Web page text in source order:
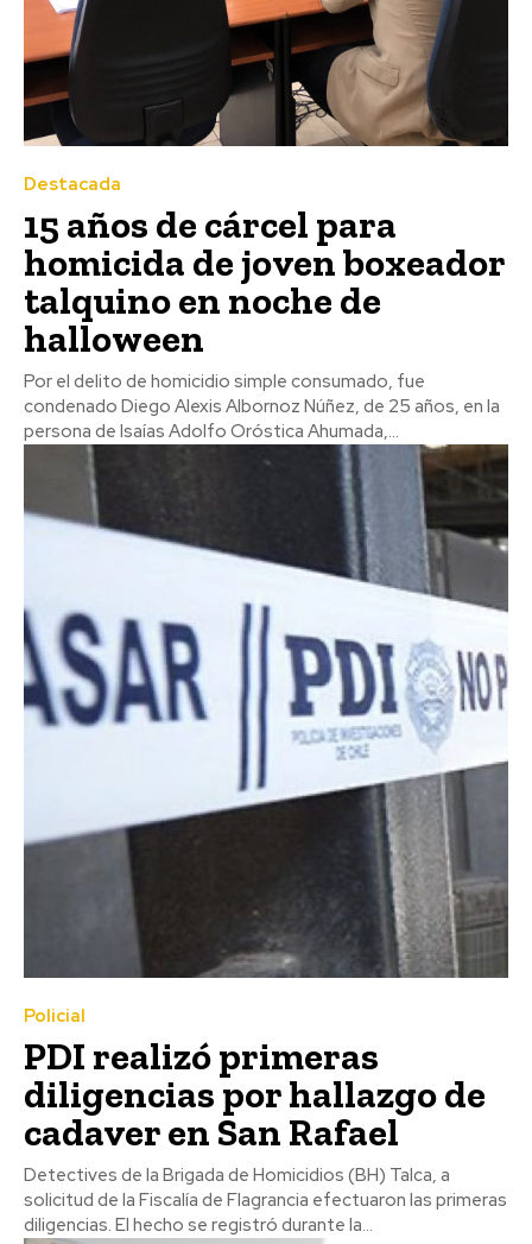
Destacada
15 años de cárcel para
homicida de joven boxeador
talquino en noche de
halloween
Por el delito de homicidio simple consumado, fue
condenado Diego Alexis Albornoz Núñez, de 25 años, en la
persona de Isaías Adolfo Oróstica Ahumada,...
Policial
PDI realizó primeras
diligencias por hallazgo de
cadaver en San Rafael
Detectives de la Brigada de Homicidios (BH) Talca, a
solicitud de la Fiscalía de Flagrancia efectuaron las primeras
diligencias. El hecho se registró durante la...